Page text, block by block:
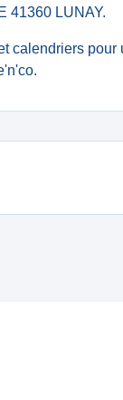
41360 LUNAY.
calendriers pour